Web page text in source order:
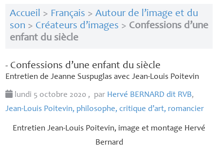
Accueil > Français > Autour de l’image et du
son > Créateurs d’images > Confessions d’une
enfant du siècle
- Confessions d’une enfant du siècle
Entretien de Jeanne Suspuglas avec Jean-Louis Poitevin
lundi 5 octobre 2020 , par Hervé BERNARD dit RVB,
Jean-Louis Poitevin, philosophe, critique d’art, romancier
Entretien Jean-Louis Poitevin, image et montage Hervé
Bernard